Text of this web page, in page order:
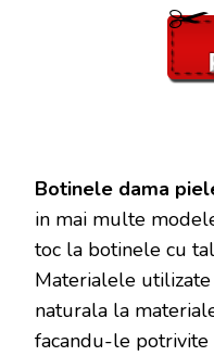
Botinele dama
in mai multe
toc la botinele cu
Materialele
naturala la
facandu-le